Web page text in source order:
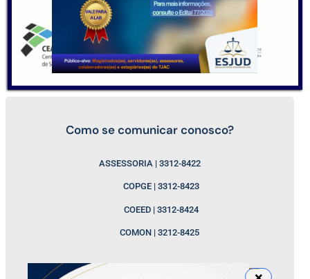
Como se comunicar conosco?
ASSESSORIA | 3312-8422
COPGE | 3312-8423
COEED | 3312-8424
COMON | 3212-8425